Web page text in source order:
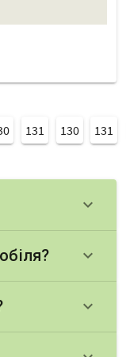
131 130 131
keyboard_arrow_down
keyboard_arrow_down
keyboard_arrow_down